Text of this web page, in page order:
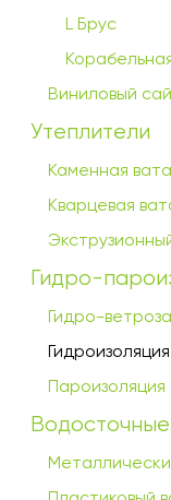
L Брус
Виниловый
Утеплители
Каменная вата
Кварцевая
Гидро-
Гидро-
Гидроизоляция
Пароизоляция